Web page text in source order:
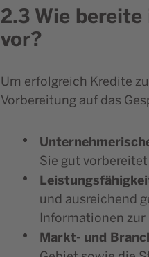
2.3 Wie
vor?
Um erfolgreich Kredite
Vorbereitung auf das
Sie gut
und ausreichend
Informationen zur
Markt- und